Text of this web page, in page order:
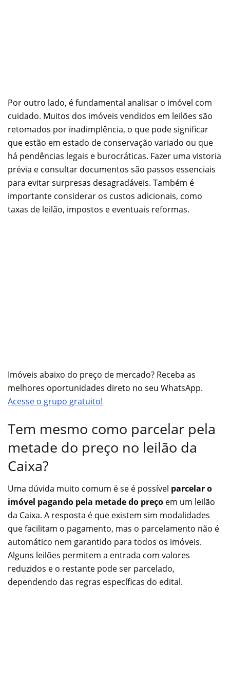
Por outro lado, é fundamental analisar o imóvel com
cuidado. Muitos dos imóveis vendidos em leilões são
retomados por inadimplência, o que pode significar
que estão em estado de conservação variado ou que
há pendências legais e burocráticas. Fazer uma vistoria
prévia e consultar documentos são passos essenciais
para evitar surpresas desagradáveis. Também é
importante considerar os custos adicionais, como
taxas de leilão, impostos e eventuais reformas.
Imóveis abaixo do preço de mercado? Receba as
melhores oportunidades direto no seu WhatsApp.
Acesse o grupo gratuito!
Tem mesmo como parcelar pela
metade do preço no leilão da
Caixa?
Uma dúvida muito comum é se é possível parcelar o
imóvel pagando pela metade do preço em um leilão
da Caixa. A resposta é que existem sim modalidades
que facilitam o pagamento, mas o parcelamento não é
automático nem garantido para todos os imóveis.
Alguns leilões permitem a entrada com valores
reduzidos e o restante pode ser parcelado,
dependendo das regras específicas do edital.